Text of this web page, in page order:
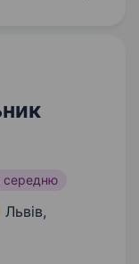
середню
Львів,